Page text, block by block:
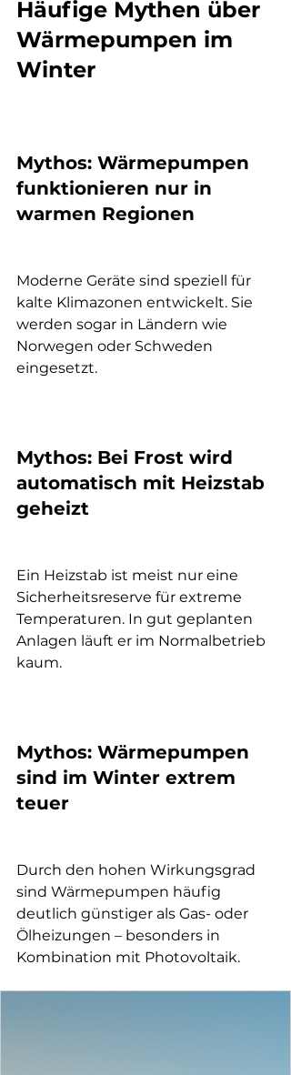
Häufige Mythen über
Wärmepumpen im
Winter
Mythos: Wärmepumpen
funktionieren nur in
warmen Regionen
Moderne Geräte sind speziell für
kalte Klimazonen entwickelt. Sie
werden sogar in Ländern wie
Norwegen oder Schweden
eingesetzt.
Mythos: Bei Frost wird
automatisch mit Heizstab
geheizt
Ein Heizstab ist meist nur eine
Sicherheitsreserve für extreme
Temperaturen. In gut geplanten
Anlagen läuft er im Normalbetrieb
kaum.
Mythos: Wärmepumpen
sind im Winter extrem
teuer
Durch den hohen Wirkungsgrad
sind Wärmepumpen häufig
deutlich günstiger als Gas- oder
Ölheizungen – besonders in
Kombination mit Photovoltaik.